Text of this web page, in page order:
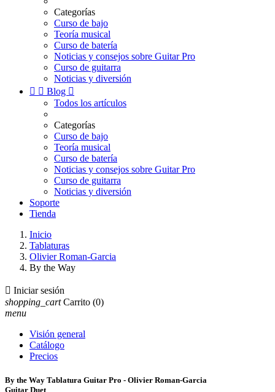
Categorías
Curso de bajo
Teoría musical
Curso de batería
Noticias y consejos sobre Guitar Pro
Curso de guitarra
Noticias y diversión
  Blog 
Todos los artículos
Categorías
Curso de bajo
Teoría musical
Curso de batería
Noticias y consejos sobre Guitar Pro
Curso de guitarra
Noticias y diversión
Soporte
Tienda
Inicio
Tablaturas
Olivier Roman-Garcia
By the Way
 Iniciar sesión
shopping_cart Carrito (0)
menu
Visión general
Catálogo
Precios
By the Way Tablatura Guitar Pro - Olivier Roman-Garcia
Guitar Duet